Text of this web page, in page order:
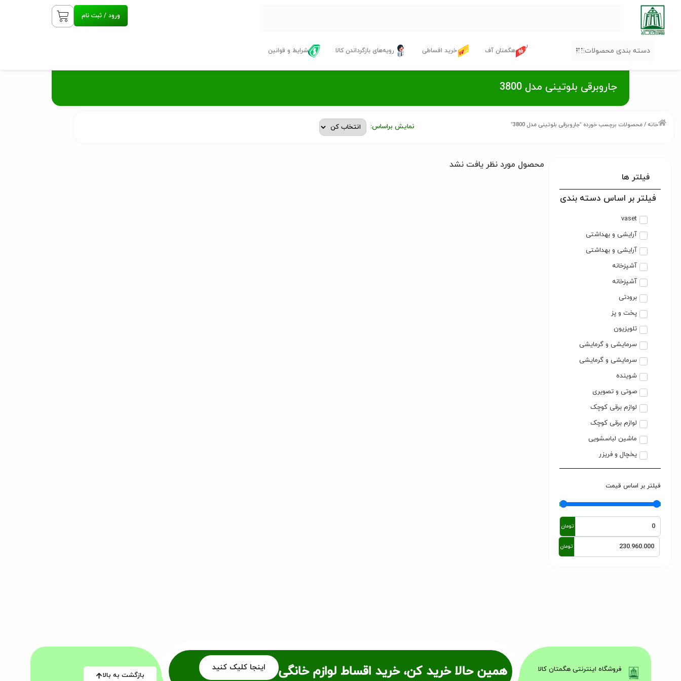
ورود / ثبت نام
دسته بندی محصولات هگمتان آف خرید اقساطی رویه‌های بازگرداندن کالا شرایط و قوانین
جاروبرقی بلوتینی مدل 3800
خانه / محصولات برچسب خورده “جاروبرقی بلوتینی مدل 3800” نمایش براساس:
فیلتر ها
فیلتر بر اساس دسته بندی
vaset
آرایشی و بهداشتی
آرایشی و بهداشتی
آشپزخانه
آشپزخانه
برودتی
پخت و پز
تلویزیون
سرمایشی و گرمایشی
سرمایشی و گرمایشی
شوینده
صوتی و تصویری
لوازم برقی کوچک
لوازم برقی کوچک
ماشین لباسشویی
یخچال و فریزر
فیلتر بر اساس قیمت
تومان
تومان
محصول مورد نظر یافت نشد
همین حالا خرید کن، خرید اقساط لوازم خانگی اینجا کلیک کنید فروشگاه اینترنتی هگمتان کالا
بازگشت به بالا